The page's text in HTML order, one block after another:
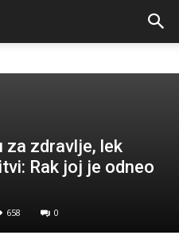
za zdravlje, lek
Rak joj je odneo
658 0